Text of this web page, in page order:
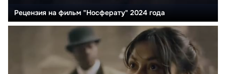
Рецензия на фильм "Носферату" 2024 года